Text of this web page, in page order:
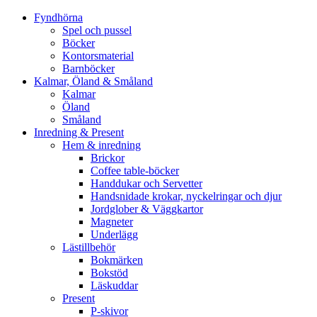
Fyndhörna
Spel och pussel
Böcker
Kontorsmaterial
Barnböcker
Kalmar, Öland & Småland
Kalmar
Öland
Småland
Inredning & Present
Hem & inredning
Brickor
Coffee table-böcker
Handdukar och Servetter
Handsnidade krokar, nyckelringar och djur
Jordglober & Väggkartor
Magneter
Underlägg
Lästillbehör
Bokmärken
Bokstöd
Läskuddar
Present
P-skivor